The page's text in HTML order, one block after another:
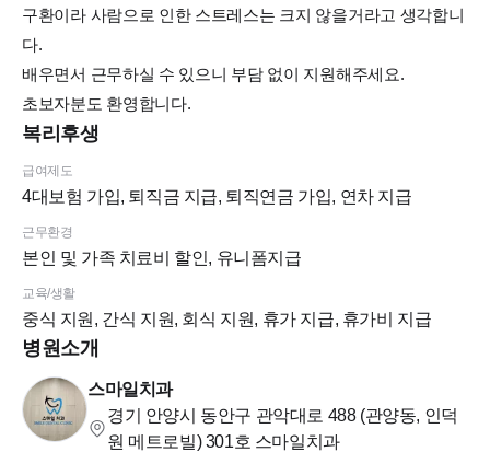
구환이라 사람으로 인한 스트레스는 크지 않을거라고 생각합니
다.
배우면서 근무하실 수 있으니 부담 없이 지원해주세요.
초보자분도 환영합니다.
복리후생
급여제도
4대보험 가입, 퇴직금 지급, 퇴직연금 가입, 연차 지급
근무환경
본인 및 가족 치료비 할인, 유니폼지급
교육/생활
중식 지원, 간식 지원, 회식 지원, 휴가 지급, 휴가비 지급
병원소개
스마일치과
경기 안양시 동안구 관악대로 488 (관양동, 인덕
원 메트로빌) 301호 스마일치과